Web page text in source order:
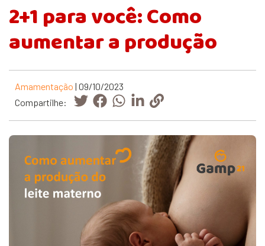
2+1 para você: Como
aumentar a produção
Amamentação | 09/10/2023
Compartilhe: